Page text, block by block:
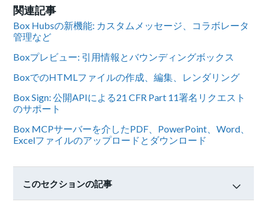
関連記事
Box Hubsの新機能: カスタムメッセージ、コラボレータ
管理など
Boxプレビュー: 引用情報とバウンディングボックス
BoxでのHTMLファイルの作成、編集、レンダリング
Box Sign: 公開APIによる21 CFR Part 11署名リクエスト
のサポート
Box MCPサーバーを介したPDF、PowerPoint、Word、
Excelファイルのアップロードとダウンロード
このセクションの記事